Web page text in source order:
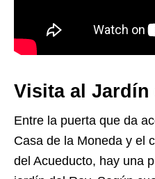
Visita al Jardín
Entre la puerta que da
Casa de la Moneda y el
del Acueducto, hay una